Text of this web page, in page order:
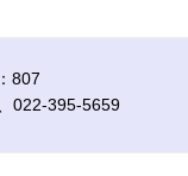
807
022-395-5659